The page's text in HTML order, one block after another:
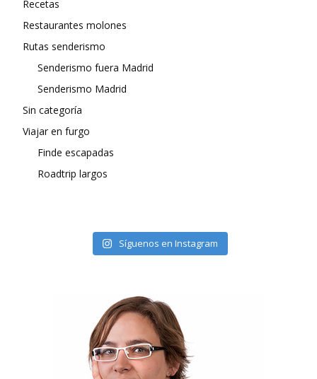
Recetas
Restaurantes molones
Rutas senderismo
Senderismo fuera Madrid
Senderismo Madrid
Sin categoría
Viajar en furgo
Finde escapadas
Roadtrip largos
Síguenos en Instagram